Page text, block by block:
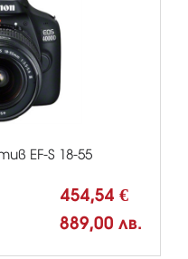
EF-S 18-55
454,54 €
889,00 лв.